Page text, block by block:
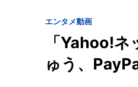
エンタメ動画
「Yahoo!
ゅう、